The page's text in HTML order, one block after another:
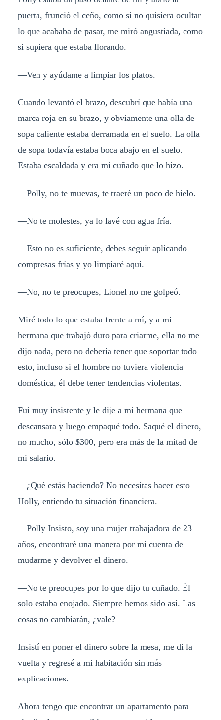
puerta, frunció el ceño, como si no quisiera ocultar
lo que acababa de pasar, me miró angustiada, como
si supiera que estaba llorando.
—Ven y ayúdame a limpiar los platos.
Cuando levantó el brazo, descubrí que había una
marca roja en su brazo, y obviamente una olla de
sopa caliente estaba derramada en el suelo. La olla
de sopa todavía estaba boca abajo en el suelo.
Estaba escaldada y era mi cuñado que lo hizo.
—Polly, no te muevas, te traeré un poco de hielo.
—No te molestes, ya lo lavé con agua fría.
—Esto no es suficiente, debes seguir aplicando
compresas frías y yo limpiaré aquí.
—No, no te preocupes, Lionel no me golpeó.
Miré todo lo que estaba frente a mí, y a mi
hermana que trabajó duro para criarme, ella no me
dijo nada, pero no debería tener que soportar todo
esto, incluso si el hombre no tuviera violencia
doméstica, él debe tener tendencias violentas.
Fui muy insistente y le dije a mi hermana que
descansara y luego empaqué todo. Saqué el dinero,
no mucho, sólo $300, pero era más de la mitad de
mi salario.
—¿Qué estás haciendo? No necesitas hacer esto
Holly, entiendo tu situación financiera.
—Polly Insisto, soy una mujer trabajadora de 23
años, encontraré una manera por mi cuenta de
mudarme y devolver el dinero.
—No te preocupes por lo que dijo tu cuñado. Él
solo estaba enojado. Siempre hemos sido así. Las
cosas no cambiarán, ¿vale?
Insistí en poner el dinero sobre la mesa, me di la
vuelta y regresé a mi habitación sin más
explicaciones.
Ahora tengo que encontrar un apartamento para